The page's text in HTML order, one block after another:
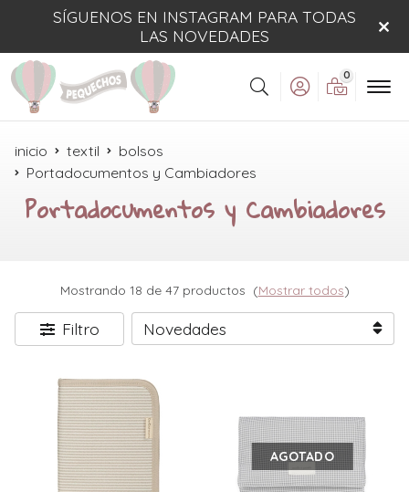
SÍGUENOS EN INSTAGRAM PARA TODAS
LAS NOVEDADES
Buscar
0
inicio textil
bolsos
Portadocumentos y Cambiadores
Portadocumentos y Cambiadores
Mostrando 18 de 47 productos (Mostrar todos)
Filtro
AGOTADO